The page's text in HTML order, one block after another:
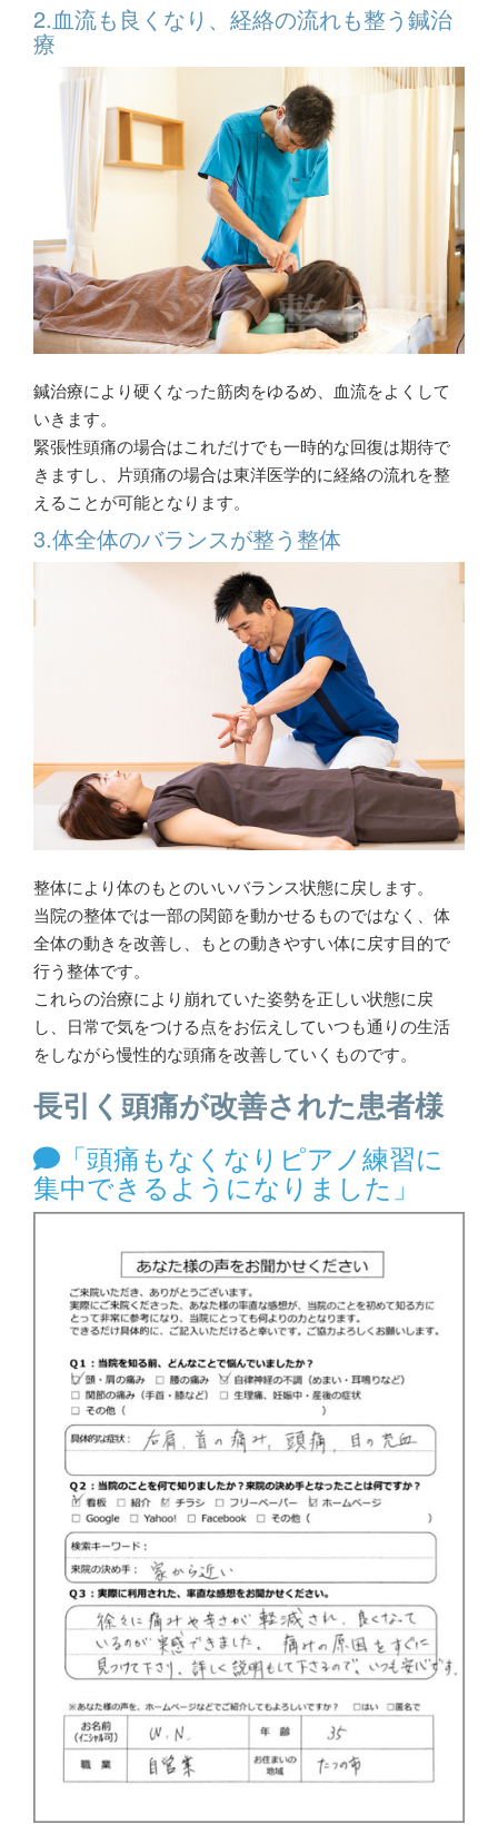
2.血流も良くなり、経絡の流れも整う鍼治
療
鍼治療により硬くなった筋肉をゆるめ、血流をよくして
いきます。
緊張性頭痛の場合はこれだけでも一時的な回復は期待で
きますし、片頭痛の場合は東洋医学的に経絡の流れを整
えることが可能となります。
3.体全体のバランスが整う整体
整体により体のもとのいいバランス状態に戻します。
当院の整体では一部の関節を動かせるものではなく、体
全体の動きを改善し、もとの動きやすい体に戻す目的で
行う整体です。
これらの治療により崩れていた姿勢を正しい状態に戻
し、日常で気をつける点をお伝えしていつも通りの生活
をしながら慢性的な頭痛を改善していくものです。
長引く頭痛が改善された患者様
「頭痛もなくなりピアノ練習に
集中できるようになりました」